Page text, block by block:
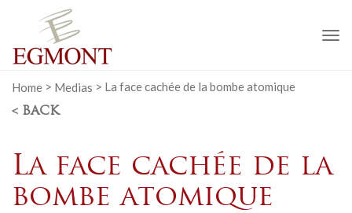
Home > Medias > La face cachée de la bombe atomique
< BACK
La face cachée de la
bombe atomique